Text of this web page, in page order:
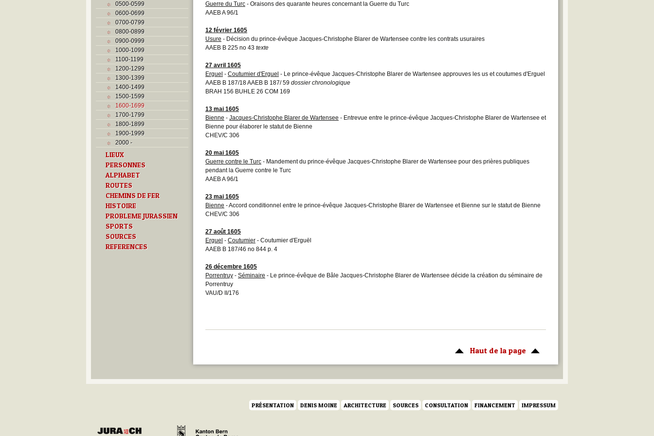
0500-0599
0600-0699
0700-0799
0800-0899
0900-0999
1000-1099
1100-1199
1200-1299
1300-1399
1400-1499
1500-1599
1600-1699
1700-1799
1800-1899
1900-1999
2000 -
LIEUX
PERSONNES
ALPHABET
ROUTES
CHEMINS DE FER
HISTOIRE
PROBLEME JURASSIEN
SPORTS
SOURCES
REFERENCES
Guerre du Turc - Oraisons des quarante heures concernant la Guerre du Turc
AAEB A 96/1
12 février 1605
Usure - Décision du prince-évêque Jacques-Christophe Blarer de Wartensee contre les contrats usuraires
AAEB B 225 no 43 texte
27 avril 1605
Erguel - Coutumier d'Erguel - Le prince-évêque Jacques-Christophe Blarer de Wartensee approuves les us et coutumes d'Erguel
AAEB B 187/18 AAEB B 187/ 59 dossier chronologique
BRAH 156 BUHLE 26 COM 169
13 mai 1605
Bienne - Jacques-Christophe Blarer de Wartensee - Entrevue entre le prince-évêque Jacques-Christophe Blarer de Wartensee et
Bienne pour élaborer le statut de Bienne
CHEV/C 306
20 mai 1605
Guerre contre le Turc - Mandement du prince-évêque Jacques-Christophe Blarer de Wartensee pour des prières publiques
pendant la Guerre contre le Turc
AAEB A 96/1
23 mai 1605
Bienne - Accord conditionnel entre le prince-évêque Jacques-Christophe Blarer de Wartensee et Bienne sur le statut de Bienne
CHEV/C 306
27 août 1605
Erguel - Coutumier - Coutumier d'Erguël
AAEB B 187/46 no 844 p. 4
26 décembre 1605
Porrentruy - Séminaire - Le prince-évêque de Bâle Jacques-Christophe Blarer de Wartensee décide la création du séminaire de
Porrentruy
VAU/D II/176
Haut de la page
PRÉSENTATION DENIS MOINE ARCHITECTURE SOURCES CONSULTATION FINANCEMENT IMPRESSUM